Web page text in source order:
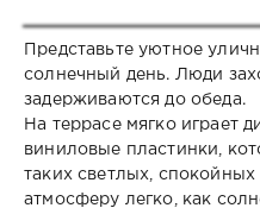
Представьте уютное
солнечный день. Люди
задерживаются до обеда.
На террасе мягко играет
виниловые пластинки,
таких светлых,
атмосферу легко, как